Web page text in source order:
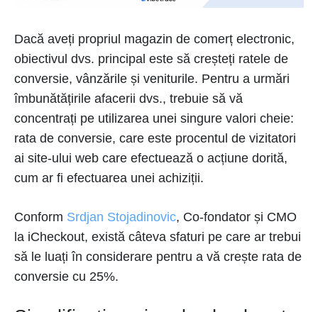
Dacă aveți propriul magazin de comerț electronic,
obiectivul dvs. principal este să creșteți ratele de
conversie, vânzările și veniturile. Pentru a urmări
îmbunătățirile afacerii dvs., trebuie să vă
concentrați pe utilizarea unei singure valori cheie:
rata de conversie, care este procentul de vizitatori
ai site-ului web care efectuează o acțiune dorită,
cum ar fi efectuarea unei achiziții.
Conform Srdjan Stojadinovic, Co-fondator și CMO
la iCheckout, există câteva sfaturi pe care ar trebui
să le luați în considerare pentru a vă crește rata de
conversie cu 25%.